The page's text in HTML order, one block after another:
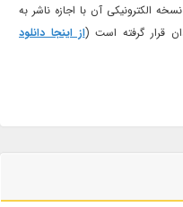
1400 تنظیم و نسخه الکترونیکی آن با اجازه ناشر به
گرفته است (از اینجا دانلود